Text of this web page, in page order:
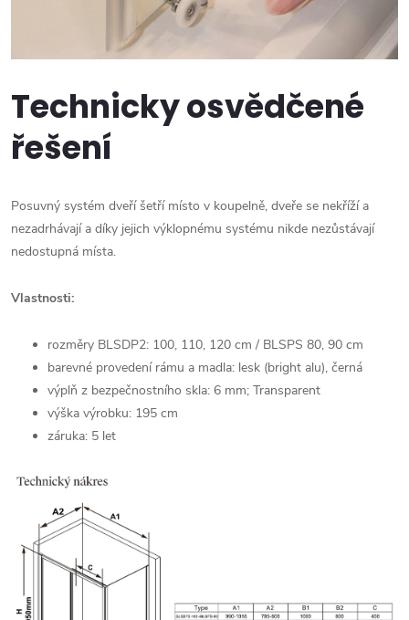
Technicky osvědčené
řešení
Posuvný systém dveří šetří místo v koupelně, dveře se nekříží a
nezadrhávají a díky jejich výklopnému systému nikde nezůstávají
nedostupná místa.
Vlastnosti:
rozměry BLSDP2: 100, 110, 120 cm / BLSPS 80, 90 cm
barevné provedení rámu a madla: lesk (bright alu), černá
výplň z bezpečnostního skla: 6 mm; Transparent
výška výrobku: 195 cm
záruka: 5 let